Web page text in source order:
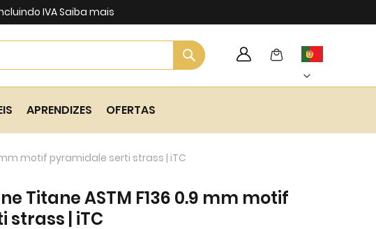
IVASaiba mais
Search My Cart
Language
APRENDIZES OFERTAS
motif pyramidale serti strass | iTC
Titane ASTM F136 0.9 mm motif
| iTC